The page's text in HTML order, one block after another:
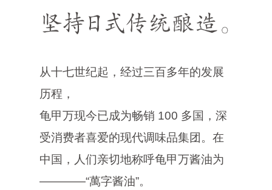
从十七世纪起，经过三百多年的发展
历程，
龟甲万现今已成为畅销 100 多国，深
受消费者喜爱的现代调味品集团。在
中国，人们亲切地称呼龟甲万酱油为
————“萬字酱油”。